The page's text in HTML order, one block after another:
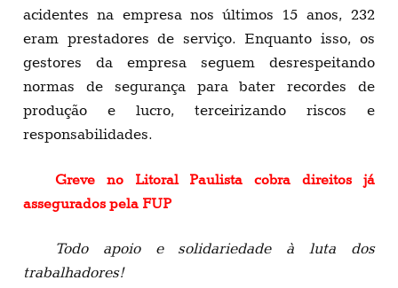
acidentes na empresa nos últimos 15 anos, 232
eram prestadores de serviço. Enquanto isso, os
gestores da empresa seguem desrespeitando
normas de segurança para bater recordes de
produção e lucro, terceirizando riscos e
responsabilidades.
Greve no Litoral Paulista cobra direitos já
assegurados pela FUP
Todo apoio e solidariedade à luta dos
trabalhadores!